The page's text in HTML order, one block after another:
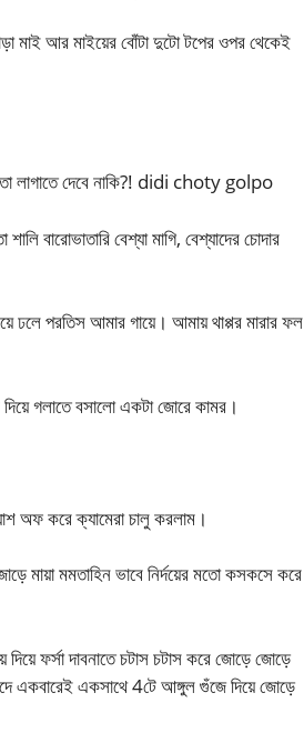
মাই আর মাইয়ের বোঁটা দুটো টপের ওপর থেকেই
তো লাগাতে দেবে নাকি?! didi choty golpo
বারোভাতারি বেশ্যা মাগি, বেশ্যাদের চোদার
ঢলে পরতিস আমার গায়ে। আমায় থাপ্পর মারার ফল
গলাতে বসালো একটা জোরে কামর।
অফ করে ক্যামেরা চালু করলাম।
মায়া মমতাহিন ভাবে নির্দয়ের মতো কসকসে করে
দিয়ে ফর্সা দাবনাতে চটাস চটাস করে জোড়ে জোড়ে
একবারেই একসাথে 4টে আঙ্গুল গুঁজে দিয়ে জোড়ে